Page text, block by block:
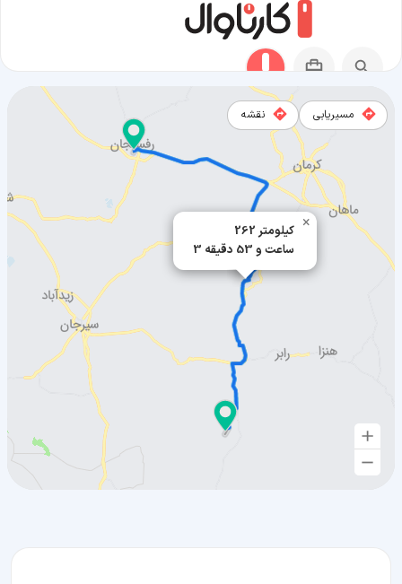
262 کیلومتر
3 ساعت و 53 دقیقه
×
مسیریابی نقشه
مسیر رفسنجان به بافت